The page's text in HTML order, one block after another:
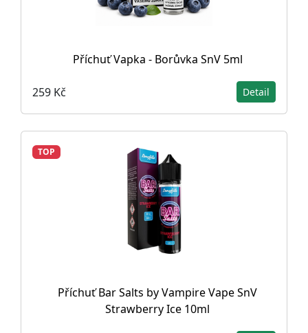
Příchuť Vapka - Borůvka SnV 5ml
259 Kč Detail
TOP
Příchuť Bar Salts by Vampire Vape SnV
Strawberry Ice 10ml